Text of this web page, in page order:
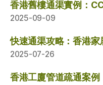
香港舊樓通渠實例：
2025-09-09
快速通渠攻略：香港家
2025-07-26
香港工廈管道疏通案例